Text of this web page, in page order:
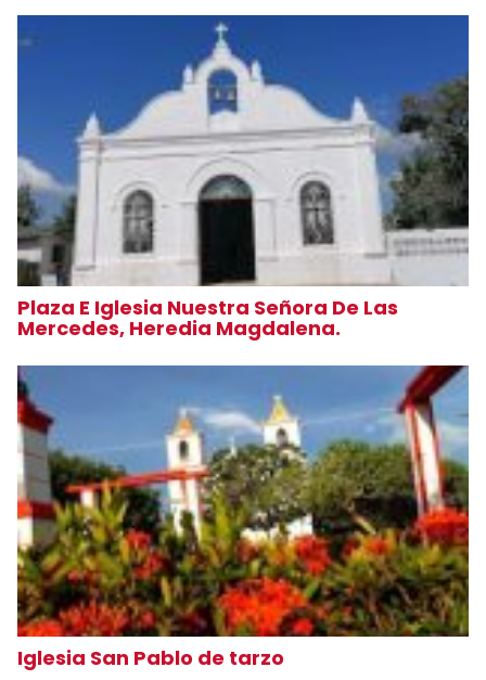
Plaza E Iglesia Nuestra Señora De Las
Mercedes, Heredia Magdalena.
Iglesia San Pablo de tarzo